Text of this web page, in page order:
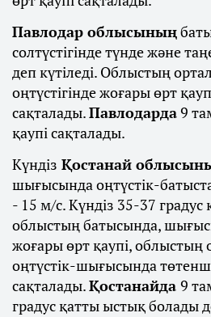
Павлодар облысының
солтүстігінде түнде және
деп күтіледі. Облыстың
оңтүстігінде жоғары өрт
сақталады.Павлодарда9
қаупі сақталады.
Күндіз Қостанай
шығысында оңтүстік-
- 15 м/с. Күндіз 35-37
облыстың батысында,
жоғары өрт қаупі, облыстың
оңтүстік-шығысында
сақталады.Қостанайда 9
градус қатты ыстық болады